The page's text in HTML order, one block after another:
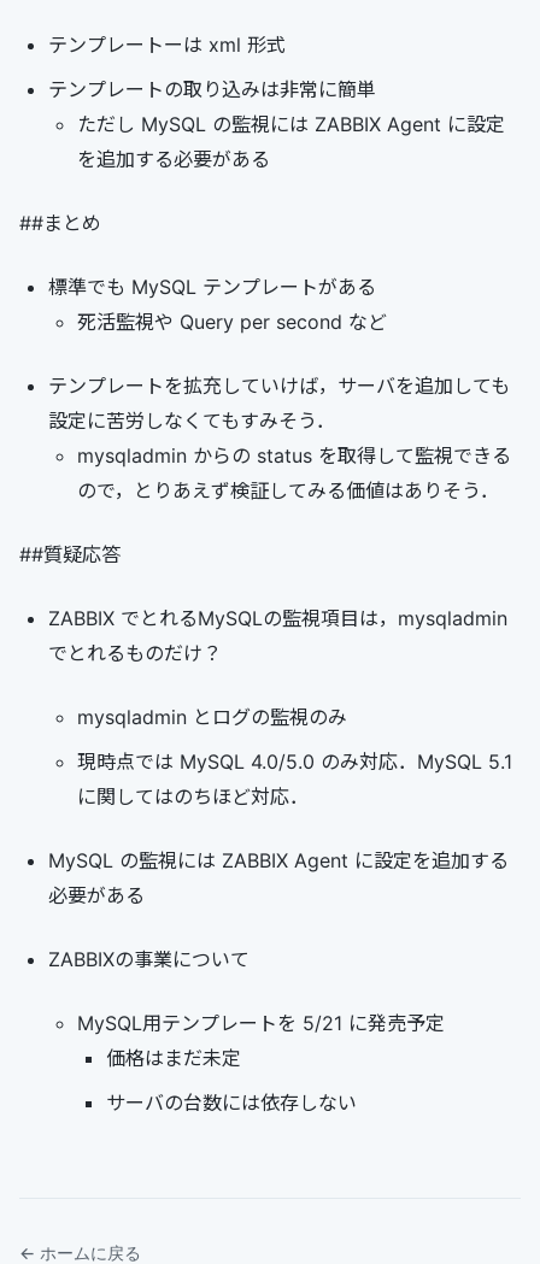
テンプレートーは xml 形式
テンプレートの取り込みは非常に簡単
ただし MySQL の監視には ZABBIX Agent に設定
を追加する必要がある
##まとめ
標準でも MySQL テンプレートがある
死活監視や Query per second など
テンプレートを拡充していけば，サーバを追加しても
設定に苦労しなくてもすみそう．
mysqladmin からの status を取得して監視できる
ので，とりあえず検証してみる価値はありそう．
##質疑応答
ZABBIX でとれるMySQLの監視項目は，mysqladmin
でとれるものだけ？
mysqladmin とログの監視のみ
現時点では MySQL 4.0/5.0 のみ対応．MySQL 5.1
に関してはのちほど対応．
MySQL の監視には ZABBIX Agent に設定を追加する
必要がある
ZABBIXの事業について
MySQL用テンプレートを 5/21 に発売予定
価格はまだ未定
サーバの台数には依存しない
← ホームに戻る